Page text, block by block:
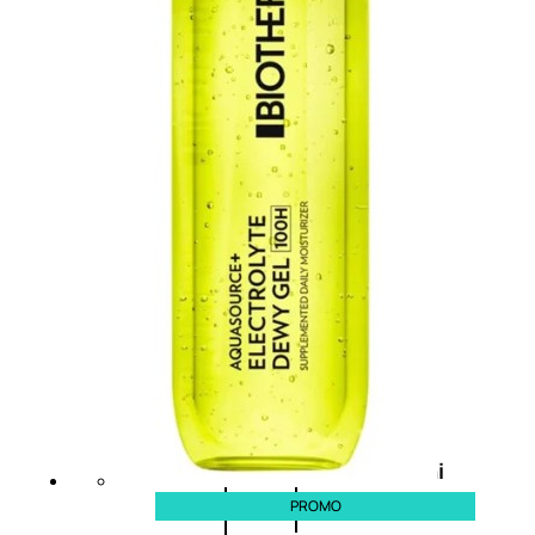
Fragranze Nature
Viso/Labbra/Occhi Nature
Corpo
Mani
Maschera Nature
Trattamenti Viso
Detergenza
Bagno Nature
Deodoranti
Profumi
nature
Viso/Labbra/Occhi
PROMO